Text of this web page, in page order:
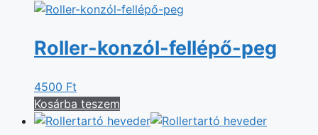
Roller-konzól-fellépő-peg
4500 Ft
Kosárba teszem